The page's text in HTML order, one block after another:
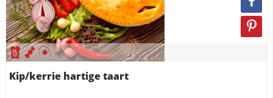
Kip/kerrie hartige taart